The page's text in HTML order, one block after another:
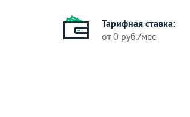
Тарифная ставка:
от 0 руб./мес